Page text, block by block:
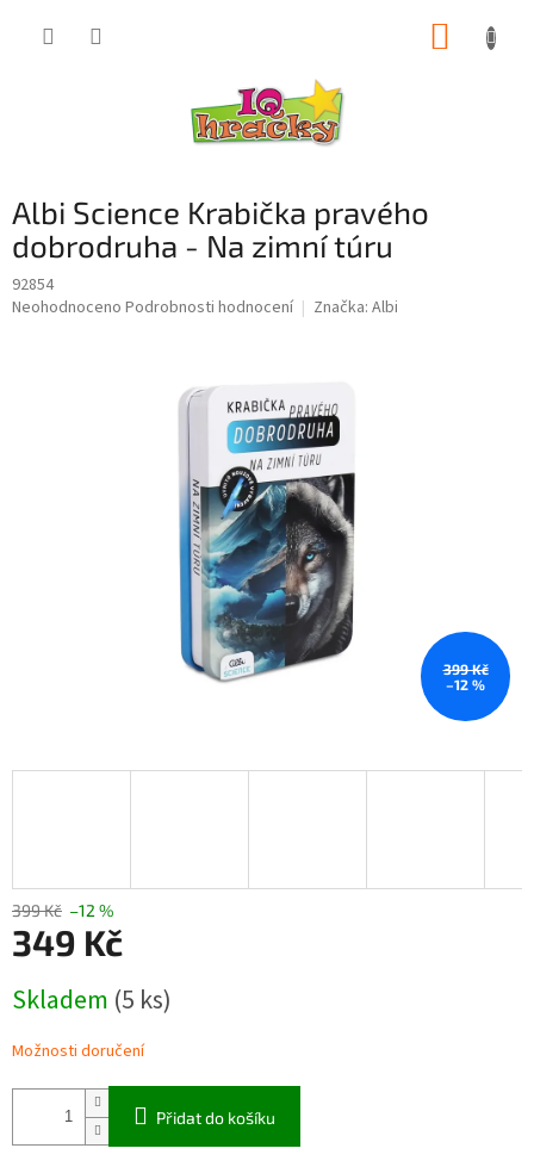
Albi Science Krabička pravého
dobrodruha - Na zimní túru
92854
Průměrné
Neohodnoceno Podrobnosti hodnocení Značka: Albi
399 Kč
–12 %
399 Kč –12 %
349 Kč
cena:
Skladem (5 ks)
Možnosti doručení
Přidat do košíku